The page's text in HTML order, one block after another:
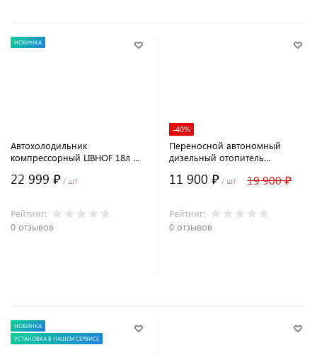
НОВИНКА
Автохолодильник
компрессорный LIBHOF 18л W-
22 999 ₽ / шт
Рейтинг:
0 отзывов
-40%
Переносной автономный
дизельный отопитель
11 900 ₽ / шт 19 900 ₽
Рейтинг:
0 отзывов
НОВИНКА
УСТАНОВКА В НАШЕМ СЕРВИСЕ